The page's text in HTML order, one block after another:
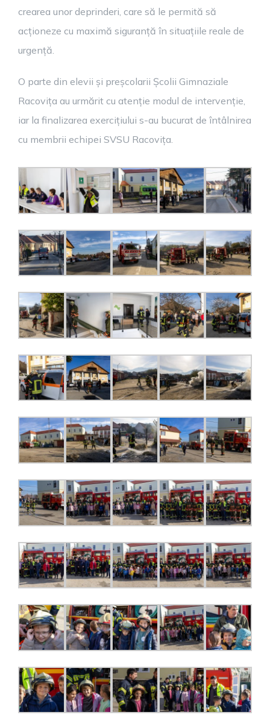
crearea unor deprinderi, care să le permită să
acționeze cu maximă siguranță în situațiile reale de
urgență.
O parte din elevii și preșcolarii Școlii Gimnaziale
Racovița au urmărit cu atenție modul de intervenție,
iar la finalizarea exercițiului s-au bucurat de întâlnirea
cu membrii echipei SVSU Racovița.